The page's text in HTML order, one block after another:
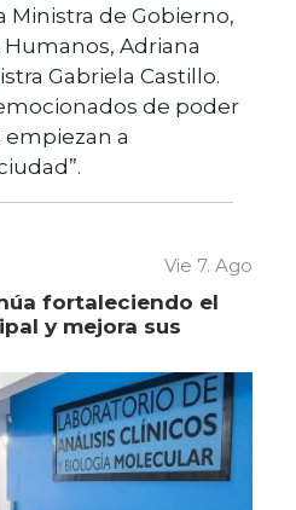
Ministra de Gobierno,
Adriana
Gabriela Castillo.
de poder
empiezan a
Vie 7. Ago
fortaleciendo el
y mejora sus